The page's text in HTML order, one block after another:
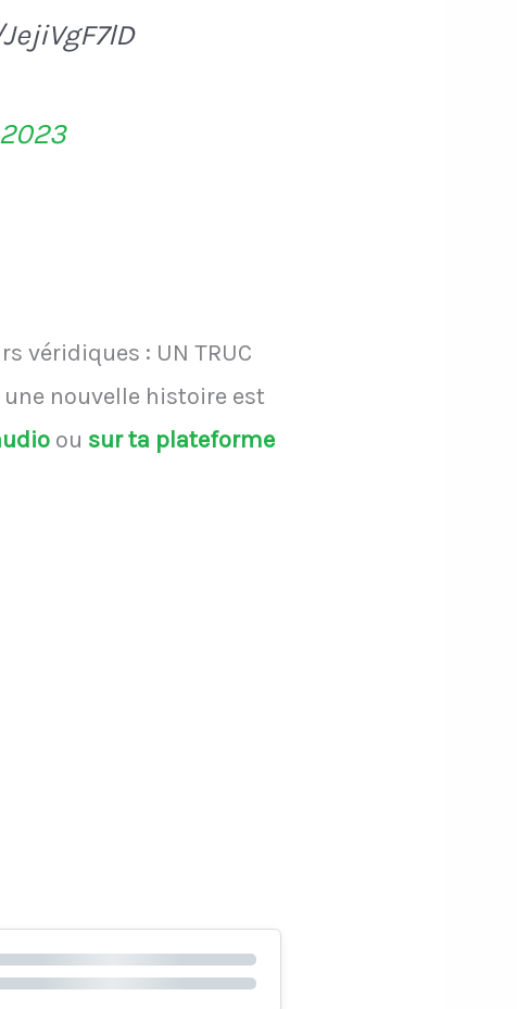
véridiques : UN TRUC
nouvelle histoire est
ou sur ta plateforme